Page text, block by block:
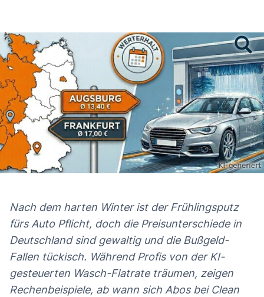
Nach dem harten Winter ist der Frühlingsputz
fürs Auto Pflicht, doch die Preisunterschiede in
Deutschland sind gewaltig und die Bußgeld-
Fallen tückisch. Während Profis von der KI-
gesteuerten Wasch-Flatrate träumen, zeigen
Rechenbeispiele, ab wann sich Abos bei Clean